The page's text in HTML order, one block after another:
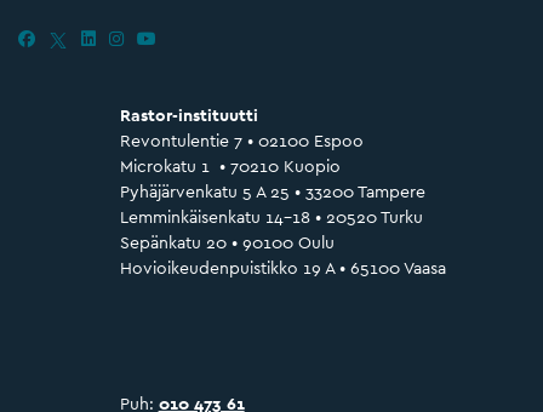
Rastor-instituutti
Revontulentie 7 • 02100 Espoo
Microkatu 1 • 70210 Kuopio
Pyhäjärvenkatu 5 A 25 • 33200 Tampere
Lemminkäisenkatu 14–18 • 20520 Turku
Sepänkatu 20 • 90100 Oulu
Hovioikeudenpuistikko 19 A • 65100 Vaasa
Puh: 010 473 61